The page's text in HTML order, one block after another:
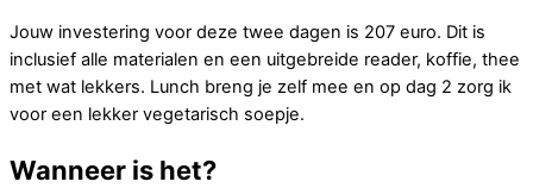
Jouw investering voor deze twee dagen is 207 euro. Dit is
inclusief alle materialen en een uitgebreide reader, koffie, thee
met wat lekkers. Lunch breng je zelf mee en op dag 2 zorg ik
voor een lekker vegetarisch soepje.
Wanneer is het?